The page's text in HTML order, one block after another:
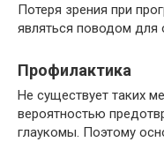
Потеря зрения при
являться поводом для
Профилактика
Не существует таких
вероятностью
глаукомы. Поэтому